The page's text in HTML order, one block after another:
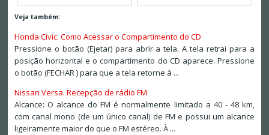
Veja também:
Honda Civic. Como Acessar o Compartimento do CD
Pressione o botão (Ejetar) para abrir a tela. A tela retrai para a
posição horizontal e o compartimento do CD aparece. Pressione
o botão (FECHAR ) para que a tela retorne à ...
Nissan Versa. Recepção de rádio FM
Alcance: O alcance do FM é normalmente limitado a 40 - 48 km,
com canal mono (de um único canal) de FM e possui um alcance
ligeiramente maior do que o FM estéreo. À ...